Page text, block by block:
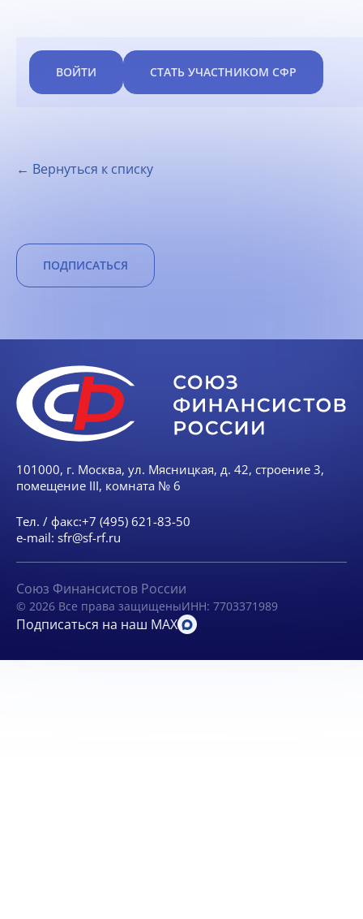
ВОЙТИ СТАТЬ УЧАСТНИКОМ СФР
← Вернуться к списку
ПОДПИСАТЬСЯ
101000, г. Москва, ул. Мясницкая, д. 42, строение 3,
помещение III, комната № 6
Тел. / факс:+7 (495) 621-83-50
e-mail: sfr@sf-rf.ru
Союз Финансистов России
© 2026 Все права защищеныИНН: 7703371989
Подписаться на наш MAX